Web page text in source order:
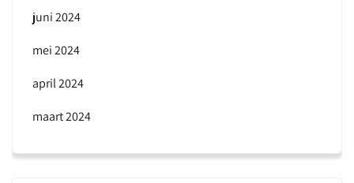
juni 2024
mei 2024
april 2024
maart 2024